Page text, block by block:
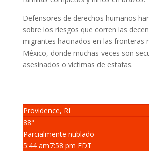
Defensores de derechos humanos
sobre los riesgos que corren las
migrantes hacinados en las fronteras
México, donde muchas veces son
asesinados o víctimas de estafas.
Providence, RI
88°
Parcialmente nublado
5:44 am7:58 pm EDT